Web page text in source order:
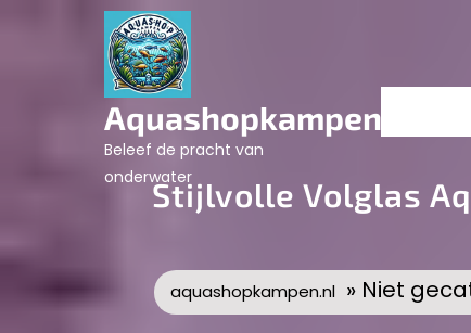
Aquashopkampen.nl
Beleef de pracht van
onderwaterStijlvolle Volglas
aquashopkampen.nl » Niet